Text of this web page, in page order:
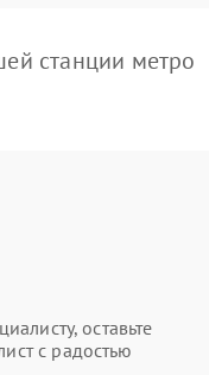
станции метро
оставьте
с радостью